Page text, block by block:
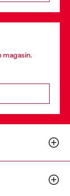
magasin.